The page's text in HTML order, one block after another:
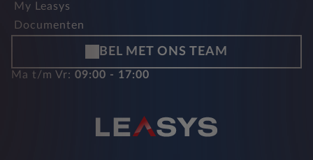
My Leasys
Documenten
BEL MET ONS TEAM
Ma t/m Vr: 09:00 - 17:00